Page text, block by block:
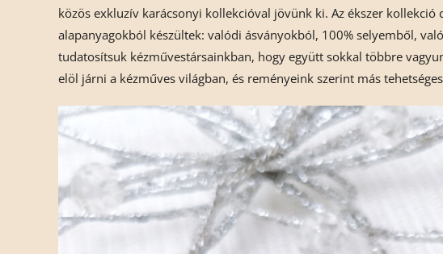
közös exkluzív karácsonyi kollekcióval jövünk ki. Az ékszer
alapanyagokból készültek: valódi ásványokból, 100% selyemből,
tudatosítsuk kézművestársainkban, hogy együtt sokkal többre
elöl járni a kézműves világban, és reményeink szerint más